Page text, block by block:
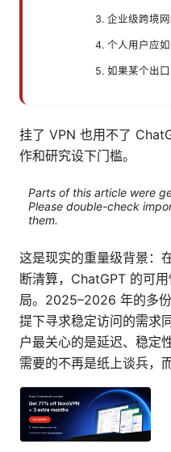
3. 企业级跨境
4. 个人用户应
5. 如果某个出
挂了 VPN 也用不了
作和研究设下门槛。
Parts of this article were
Please double-check
them.
这是现实的重量级背景：
断清算，ChatGPT 的可
局。2025–2026 年的多
提下寻求稳定访问的需求
户最关心的是延迟、稳定
需要的不再是纸上谈兵，